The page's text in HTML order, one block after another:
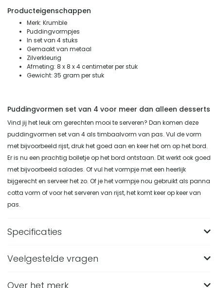
Producteigenschappen
Merk: Krumble
Puddingvormpjes
In set van 4 stuks
Gemaakt van metaal
Zilverkleurig
Afmeting: 8 x 8 x 4 centimeter per stuk
Gewicht: 35 gram per stuk
Puddingvormen set van 4 voor meer dan alleen desserts
Vind jij het leuk om gerechten mooi te serveren? Dan komen deze
puddingvormen set van 4 als timbaalvorm van pas. Vul de vorm
met bijvoorbeeld rijst, druk het goed aan en keer het om op het bord.
Er is nu een prachtig bolletje op het bord ontstaan. Dit werkt ook goed
met bijvoorbeeld salades. Of vul het vormpje met een heerlijk
bijgerecht en serveer het zo. Of je het vormpje nou gebruikt als panna
cotta vorm of voor het serveren van rijst, het komt keer op keer van
pas.
Specificaties
Merk
Veelgestelde vragen
Wat zijn de afmetingen van de Krumble
Over het merk